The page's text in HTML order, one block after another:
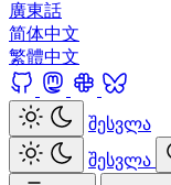
廣東話
简体中文
繁體中文
შესვლა
შესვლა